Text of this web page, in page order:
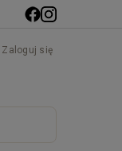
Zaloguj się